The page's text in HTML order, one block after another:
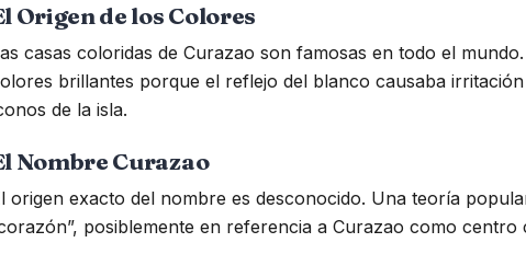
Origen de los Colores
casas coloridas de Curazao son famosas en todo el
brillantes porque el reflejo del blanco causaba
de la isla.
Nombre Curazao
origen exacto del nombre es desconocido. Una teoría
posiblemente en referencia a Curazao como